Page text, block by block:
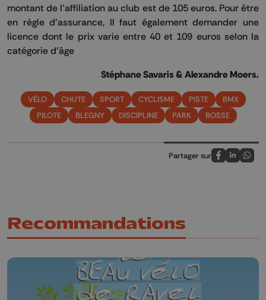
montant de l’affiliation au club est de 105 euros. Pour être
en règle d’assurance, ll faut également demander une
licence dont le prix varie entre 40 et 109 euros selon la
catégorie d’âge
Stéphane Savaris & Alexandre Moers.
VÉLO CHUTE SPORT CYCLISME PISTE
BMX
PILOTE
BLEGNY DISCIPLINE PARK BOSSE
Partager sur
Partagez sur
Partagez
Recommandations